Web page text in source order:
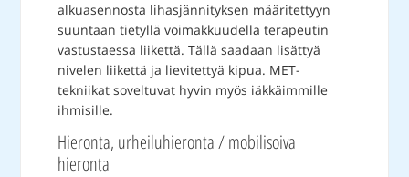
alkuasennosta lihasjännityksen määritettyyn
suuntaan tietyllä voimakkuudella terapeutin
vastustaessa liikettä. Tällä saadaan lisättyä
nivelen liikettä ja lievitettyä kipua. MET-
tekniikat soveltuvat hyvin myös iäkkäimmille
ihmisille.
Hieronta, urheiluhieronta / mobilisoiva
hieronta